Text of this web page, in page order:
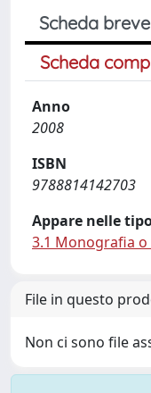
Scheda breve
Scheda
Anno
2008
ISBN
9788814142703
Appare nelle
3.1 Monografia
File in questo
Non ci sono file